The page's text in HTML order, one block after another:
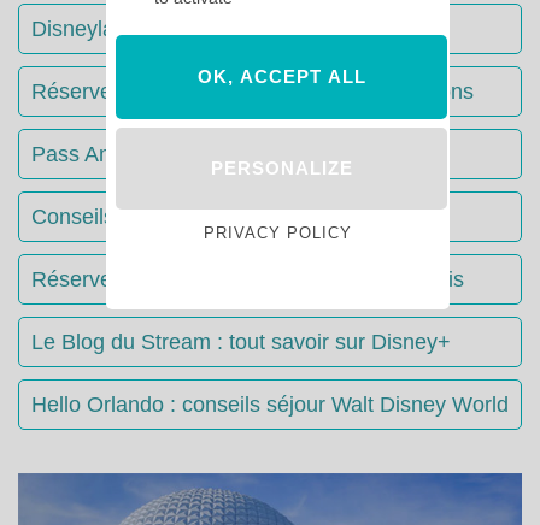
Disneyland Paris : Le guide complet
Réserver votre séjour : toutes les informations
Pass Annuels Disney : informations
Conseils & Astuces Disneyland Paris
Réserver votre restaurant à Disneyland Paris
Le Blog du Stream : tout savoir sur Disney+
Hello Orlando : conseils séjour Walt Disney World
OK, ACCEPT ALL
PERSONALIZE
PRIVACY POLICY